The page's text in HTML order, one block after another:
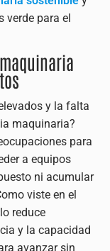
para el
y la falta
maquinaria?
para
a equipos
ni acumular
viste en el
reduce
y la capacidad
avanzar sin